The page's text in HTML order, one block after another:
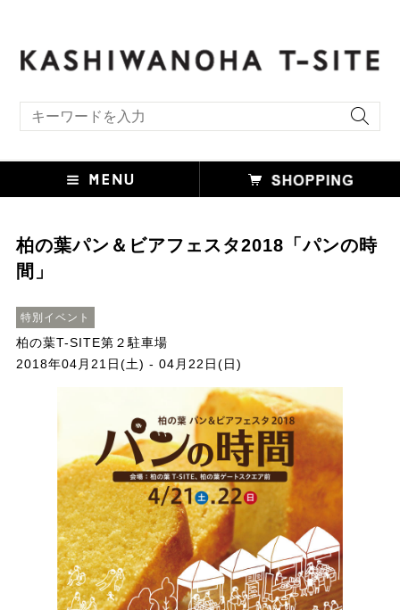
柏の葉パン＆ビアフェスタ2018「パンの時
間」
特別イベント
柏の葉T-SITE第２駐車場
2018年04月21日(土) - 04月22日(日)